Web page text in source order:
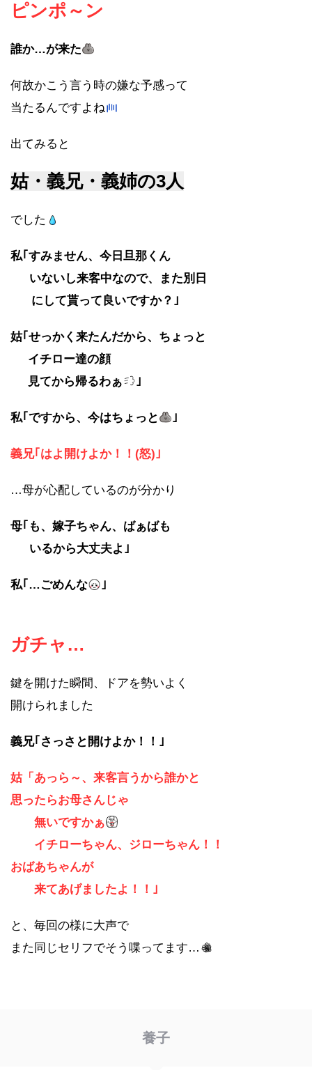
ピンポ～ン
誰か…が来た
何故かこう言う時の嫌な予感って
当たるんですよね
出てみると
姑・義兄・義姉の3人
でした
私｢すみません、今日旦那くん
いないし来客中なので、また別日
にして貰って良いですか？｣
姑｢せっかく来たんだから、ちょっと
イチロー達の顔
見てから帰るわぁ
｣
私｢ですから、今はちょっと ｣
義兄｢はよ開けよか！！(怒)｣
…母が心配しているのが分かり
母｢も、嫁子ちゃん、ばぁばも
いるから大丈夫よ｣
私｢…ごめんな ｣
ガチャ…
鍵を開けた瞬間、ドアを勢いよく
開けられました
義兄｢さっさと開けよか！！｣
姑「あっら～、来客言うから誰かと
思ったらお母さんじゃ
無いですかぁ
イチローちゃん、ジローちゃん！！
おばあちゃんが
来てあげましたよ！！｣
と、毎回の様に大声で
また同じセリフでそう喋ってます…
養子